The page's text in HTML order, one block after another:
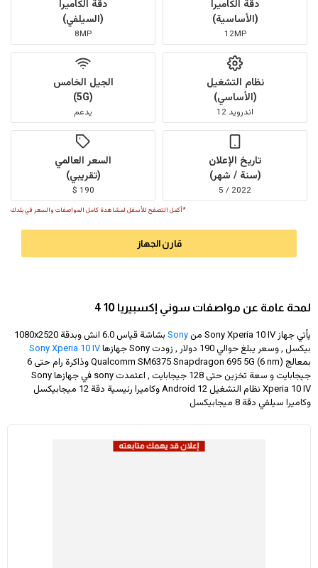
دقة الكاميرا
(الأساسية)
12MP
دقة الكاميرا
(السيلفي)
8MP
نظام التشغيل
(الأساسي)
اندرويد 12
الجيل الخامس
(5G)
يدعم
تاريخ الإعلان
(سنة / شهر)
2022 / 5
السعر العالمي
(تقريبي)
190 $
*أكمل التصفح للأسفل لمشاهدة كامل المواصفات والسعر في بلدك
قارن الجهاز
لمحة عامة عن مواصفات سوني إكسبيريا 10 4
يأتي جهاز Sony Xperia 10 IV من Sony بشاشة قياس 6.0 انش وبدقة
1080x2520
بيكسل , وسعر يبلغ حوالي 190 دولار
, زودت Sony جهازها
Sony Xperia 10 IV
بمعالج Qualcomm SM6375 Snapdragon 695 5G (6 nm) وذاكرة رام حتى 6
جيجابايت و سعة تخزين حتى 128 جيجابايت , اعتمدت sony في جهازها Sony
Xperia 10 IV نظام التشغيل Android 12 وكاميرا رئيسية دقة 12 ميجابيكسل
وكاميرا سيلفي دقة 8 ميجابيكسل